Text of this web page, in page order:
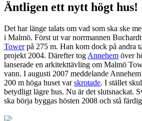
Äntligen ett nytt högt hus!
Det har länge talats om vad som ska ske
i Malmö. Först ut var norrmannen
Towerpå 275 m. Han kom dock på andra
projekt 2004. Därefter tog Annehem över
lanserade en arkitekttävling om Malmö
vann. I augusti 2007 meddelande
200 m höga huset varskrotade. I stället
betydligt lägre hus. Nu är det slutsnackat.
ska börja byggas hösten 2008 och stå